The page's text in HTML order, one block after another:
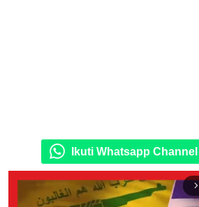
Ikuti Whatsapp
arrow_forward_ios